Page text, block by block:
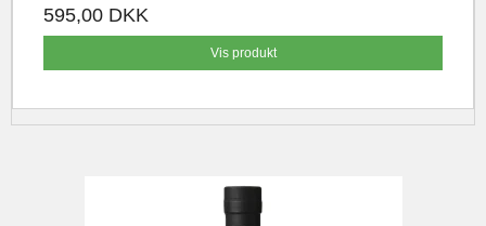
595,00 DKK
Vis produkt